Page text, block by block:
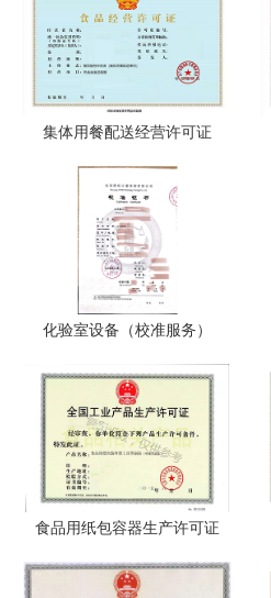
集体用餐配送经营许可证
化验室设备（校准服务）
食品用纸包容器生产许可证